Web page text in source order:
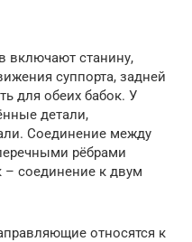
включают станину,
суппорта, задней
для обеих бабок. У
детали,
Соединение между
рёбрами
– соединение к двум
относятся к